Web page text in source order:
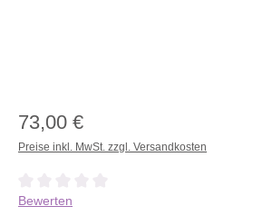
73,00 €
Preise inkl. MwSt. zzgl. Versandkosten
Durchschnittliche Bewertung von 0 von 5
Bewerten